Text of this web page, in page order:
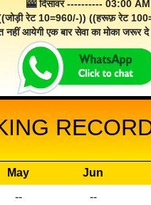
🎰 दिसावर ---------- 03:00 AM
रेट 10=960/-)) ((हरूफ़ रेट
आयेगी एक बार सेवा का मोका जरूर दे
May Jun
-- --